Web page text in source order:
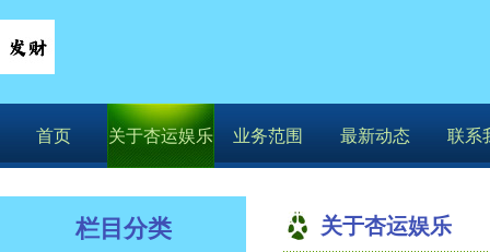
首页 关于杏运娱乐 业务范围 最新动态 联系
栏目分类 关于杏运娱乐